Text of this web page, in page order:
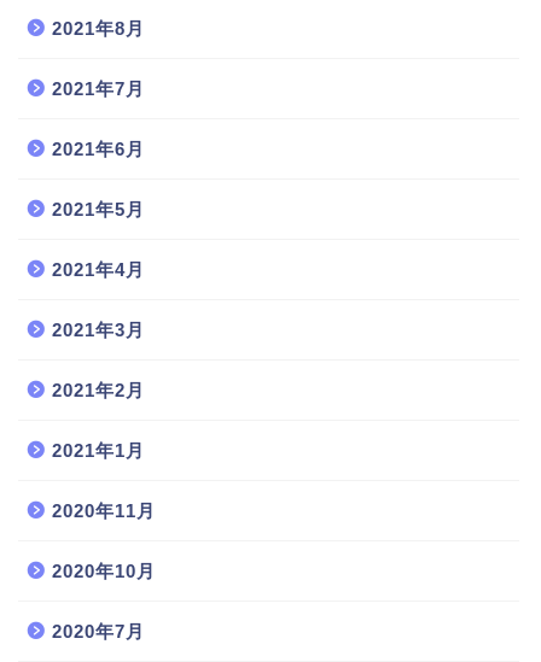
2021年8月
2021年7月
2021年6月
2021年5月
2021年4月
2021年3月
2021年2月
2021年1月
2020年11月
2020年10月
2020年7月